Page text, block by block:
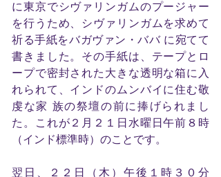
に東京でシヴァリンガムのプージャー
を行うため、シヴァリンガムを求めて
祈る手紙をバガヴァン・ババ に宛てて
書きました。その手紙は、テープとロ
ープで密封された大きな透明な箱に入
れられて、インドのムンバイに住む敬
虔な家 族の祭壇の前に捧げられまし
た。これが２月２１日水曜日午前８時
（インド標準時）のことです。
翌日、２２日（木）午後１時３０分